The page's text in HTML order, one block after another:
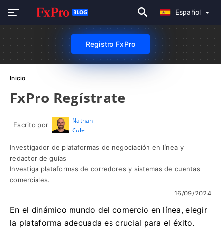
Español
Registro FxPro
Inicio
FxPro Regístrate
Escrito por
Nathan
Cole
Investigador de plataformas de negociación en línea y
redactor de guías
Investiga plataformas de corredores y sistemas de cuentas
comerciales.
16/09/2024
En el dinámico mundo del comercio en línea, elegir
la plataforma adecuada es crucial para el éxito.